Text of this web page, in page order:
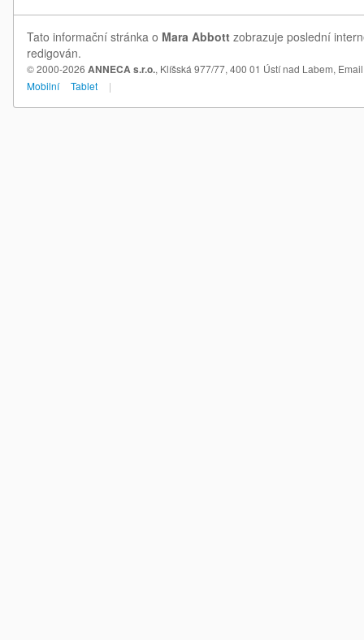
Tato informační stránka o Mara Abbott zobrazuje poslední
redigován.
© 2000-2026 ANNECA s.r.o., Klíšská 977/77, 400 01 Ústí nad Labem,
Mobilní
Tablet |